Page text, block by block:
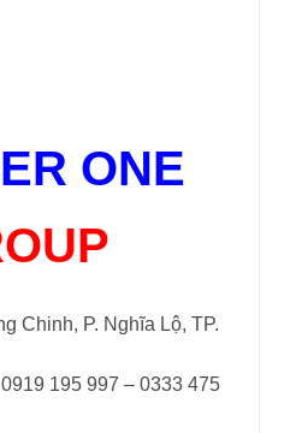
ONE
Chinh, P. Nghĩa Lộ, TP.
195 997 – 0333 475